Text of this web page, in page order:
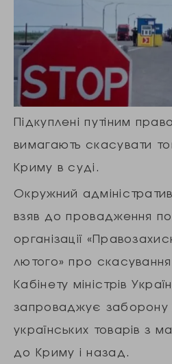
Підкуплені путіним
вимагають скасувати
Криму в суді.
Окружний
взяв до провадження
організації
лютого» про
Кабінету міністрів
запроваджує заборону
українських товарів з
до Криму і назад.